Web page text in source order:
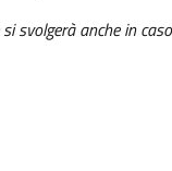
svolgerà anche in